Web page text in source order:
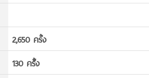
2,650 ครั้ง
130 ครั้้ง